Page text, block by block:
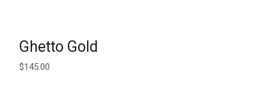
AJOUTER AU PANIER
Ghetto Gold
$145.00